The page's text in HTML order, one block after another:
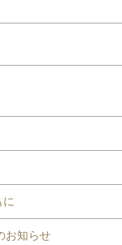
に
お知らせ